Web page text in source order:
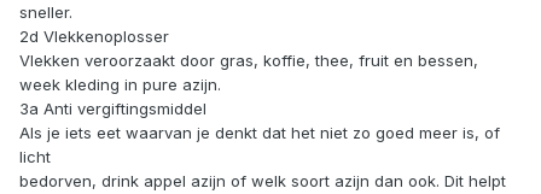
sneller.
2d Vlekkenoplosser
Vlekken veroorzaakt door gras, koffie, thee, fruit en bessen,
week kleding in pure azijn.
3a Anti vergiftingsmiddel
Als je iets eet waarvan je denkt dat het niet zo goed meer is, of
licht
bedorven, drink appel azijn of welk soort azijn dan ook. Dit helpt